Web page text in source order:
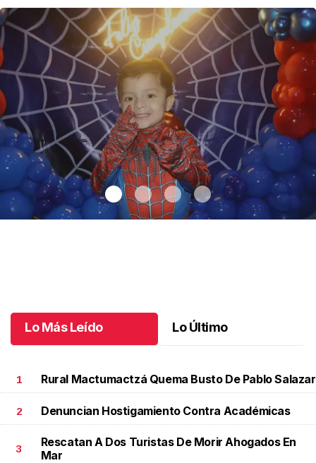
Lo Más Leído Lo Último
1 Rural Mactumactzá Quema Busto De Pablo Salazar
2 Denuncian Hostigamiento Contra Académicas
3
Rescatan A Dos Turistas De Morir Ahogados En
Mar